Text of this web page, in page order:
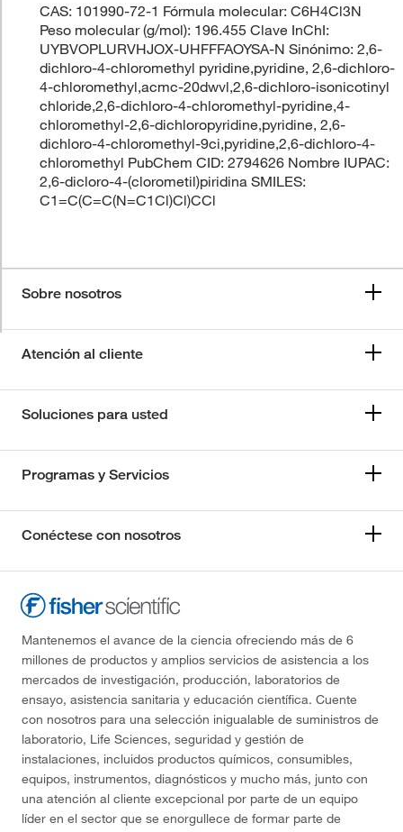
CAS: 101990-72-1 Fórmula molecular: C6H4Cl3N
Peso molecular (g/mol): 196.455 Clave InChI:
UYBVOPLURVHJOX-UHFFFAOYSA-N Sinónimo: 2,6-
dichloro-4-chloromethyl pyridine,pyridine, 2,6-dichloro-
4-chloromethyl,acmc-20dwvl,2,6-dichloro-isonicotinyl
chloride,2,6-dichloro-4-chloromethyl-pyridine,4-
chloromethyl-2,6-dichloropyridine,pyridine, 2,6-
dichloro-4-chloromethyl-9ci,pyridine,2,6-dichloro-4-
chloromethyl PubChem CID: 2794626 Nombre IUPAC:
2,6-dicloro-4-(clorometil)piridina SMILES:
C1=C(C=C(N=C1Cl)Cl)CCl
Sobre nosotros
Atención al cliente
Soluciones para usted
Programas y Servicios
Conéctese con nosotros
Mantenemos el avance de la ciencia ofreciendo más de 6
millones de productos y amplios servicios de asistencia a los
mercados de investigación, producción, laboratorios de
ensayo, asistencia sanitaria y educación científica. Cuente
con nosotros para una selección inigualable de suministros de
laboratorio, Life Sciences, seguridad y gestión de
instalaciones, incluidos productos químicos, consumibles,
equipos, instrumentos, diagnósticos y mucho más, junto con
una atención al cliente excepcional por parte de un equipo
líder en el sector que se enorgullece de formar parte de